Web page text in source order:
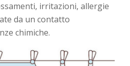
irritazioni, allergie
da un contatto
chimiche.